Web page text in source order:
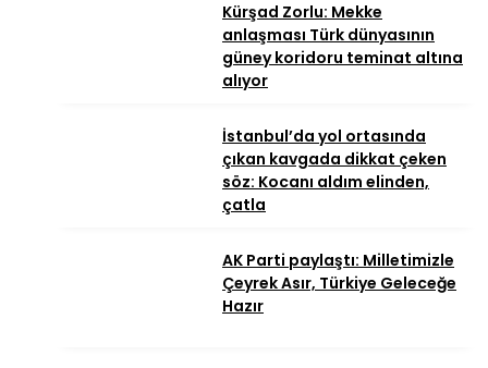
Kürşad Zorlu: Mekke
anlaşması Türk dünyasının
güney koridoru teminat altına
alıyor
İstanbul’da yol ortasında
çıkan kavgada dikkat çeken
söz: Kocanı aldım elinden,
çatla
AK Parti paylaştı: Milletimizle
Çeyrek Asır, Türkiye Geleceğe
Hazır